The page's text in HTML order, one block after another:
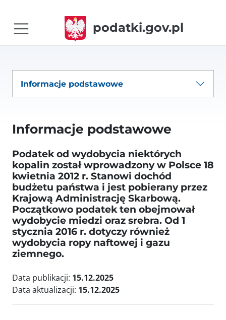
podatki.gov.pl
Informacje podstawowe
Informacje podstawowe
Podatek od wydobycia niektórych
kopalin został wprowadzony w Polsce 18
kwietnia 2012 r. Stanowi dochód
budżetu państwa i jest pobierany przez
Krajową Administrację Skarbową.
Początkowo podatek ten obejmował
wydobycie miedzi oraz srebra. Od 1
stycznia 2016 r. dotyczy również
wydobycia ropy naftowej i gazu
ziemnego.
Data publikacji: 15.12.2025
Data aktualizacji: 15.12.2025